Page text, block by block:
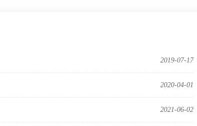
2019-07-17
2020-04-01
2021-06-02